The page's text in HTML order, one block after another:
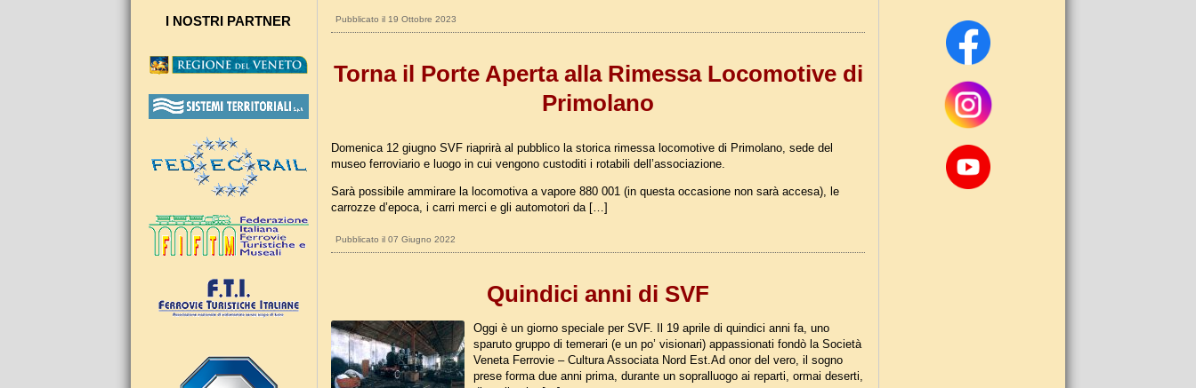
I NOSTRI PARTNER Pubblicato il 19 Ottobre 2023
Torna il Porte Aperta alla Rimessa Locomotive di
Primolano
Domenica 12 giugno SVF riaprirà al pubblico la storica rimessa locomotive di Primolano, sede del
museo ferroviario e luogo in cui vengono custoditi i rotabili dell’associazione.
Sarà possibile ammirare la locomotiva a vapore 880 001 (in questa occasione non sarà accesa), le
carrozze d’epoca, i carri merci e gli automotori da […]
Pubblicato il 07 Giugno 2022
Quindici anni di SVF
Oggi è un giorno speciale per SVF. Il 19 aprile di quindici anni fa, uno
sparuto gruppo di temerari (e un po’ visionari) appassionati fondò la Società
Veneta Ferrovie – Cultura Associata Nord Est.Ad onor del vero, il sogno
prese forma due anni prima, durante un sopralluogo ai reparti, ormai deserti,